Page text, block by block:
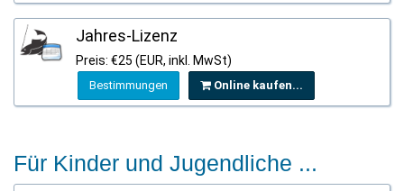
Jahres-Lizenz
Preis: €25 (EUR, inkl. MwSt)
Bestimmungen Online kaufen...
Für Kinder und Jugendliche ...